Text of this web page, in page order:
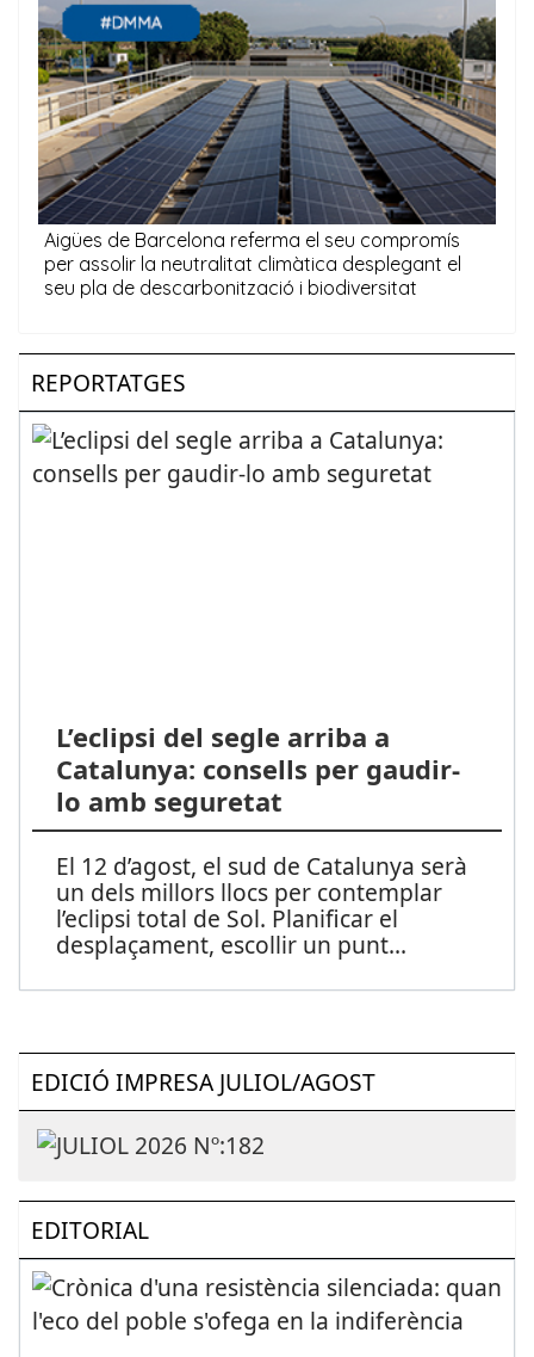
REPORTATGES
L’eclipsi del segle arriba a
Catalunya: consells per gaudir-
lo amb seguretat
El 12 d’agost, el sud de Catalunya serà
un dels millors llocs per contemplar
l’eclipsi total de Sol. Planificar el
desplaçament, escollir un punt...
EDICIÓ IMPRESA JULIOL/AGOST
EDITORIAL